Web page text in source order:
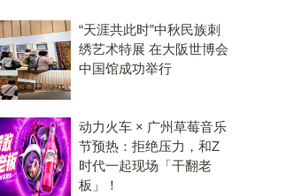
“天涯共此时”中秋民族刺
绣艺术特展 在大阪世博会
中国馆成功举行
动力火车 × 广州草莓音乐
节预热：拒绝压力，和Z
时代一起现场「干翻老
板」！